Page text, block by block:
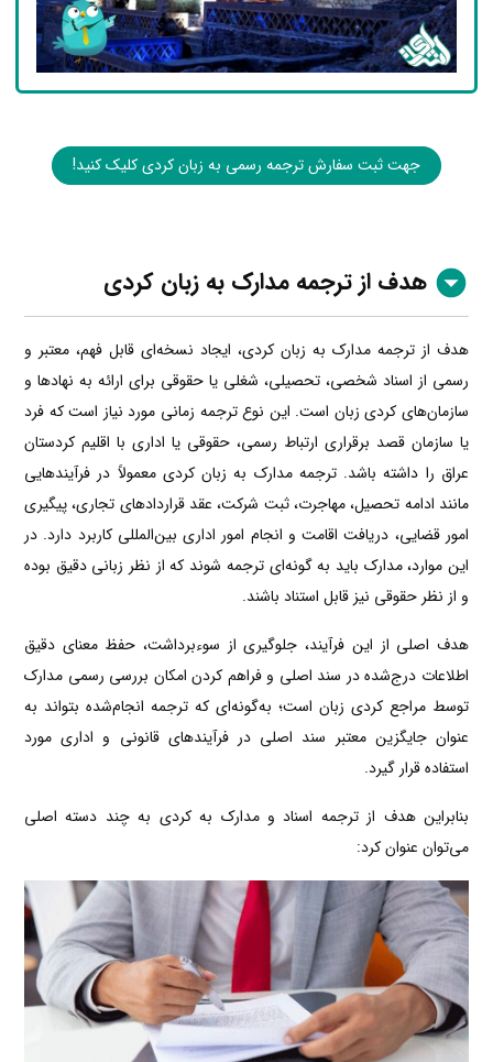
جهت ثبت سفارش ترجمه رسمی به زبان کردی کلیک کنید!
هدف از ترجمه مدارک به زبان کردی
هدف از ترجمه مدارک به زبان کردی، ایجاد نسخه‌ای قابل فهم، معتبر و
رسمی از اسناد شخصی، تحصیلی، شغلی یا حقوقی برای ارائه به نهادها و
سازمان‌های کردی زبان است. این نوع ترجمه زمانی مورد نیاز است که فرد
یا سازمان قصد برقراری ارتباط رسمی، حقوقی یا اداری با اقلیم کردستان
عراق را داشته باشد. ترجمه مدارک به زبان کردی معمولاً در فرآیندهایی
مانند ادامه تحصیل، مهاجرت، ثبت شرکت، عقد قراردادهای تجاری، پیگیری
امور قضایی، دریافت اقامت و انجام امور اداری بین‌المللی کاربرد دارد. در
این موارد، مدارک باید به گونه‌ای ترجمه شوند که از نظر زبانی دقیق بوده
و از نظر حقوقی نیز قابل استناد باشند.
هدف اصلی از این فرآیند، جلوگیری از سوءبرداشت، حفظ معنای دقیق
اطلاعات درج‌شده در سند اصلی و فراهم کردن امکان بررسی رسمی مدارک
توسط مراجع کردی زبان است؛ به‌گونه‌ای که ترجمه انجام‌شده بتواند به
عنوان جایگزین معتبر سند اصلی در فرآیندهای قانونی و اداری مورد
استفاده قرار گیرد.
بنابراین هدف از ترجمه اسناد و مدارک به کردی به چند دسته اصلی
می‌توان عنوان کرد: